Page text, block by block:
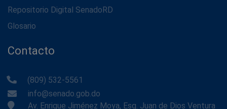
Repositorio Digital SenadoRD
Glosario
Contacto
(809) 532-5561
info@senado.gob.do
Av. Enrique Jiménez Moya, Esq. Juan de Dios Ventura